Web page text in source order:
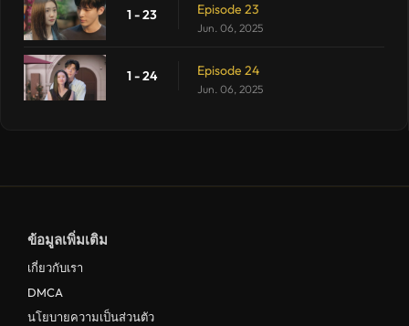
1 - 23 Episode 23
Jun. 06, 2025
1 - 24 Episode 24
Jun. 06, 2025
ข้อมูลเพิ่มเติม
เกี่ยวกับเรา
DMCA
นโยบายความเป็นส่วนตัว